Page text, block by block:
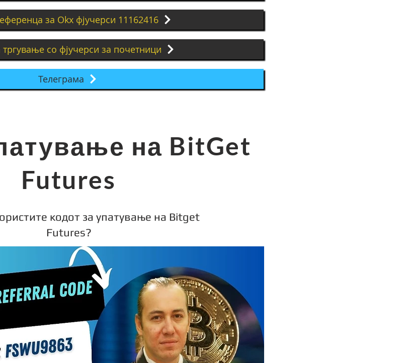
за Okx фјучерси 11162416
со фјучерси за почетници
Телеграма
на BitGet
Futures
кодот за упатување на Bitget
Futures?